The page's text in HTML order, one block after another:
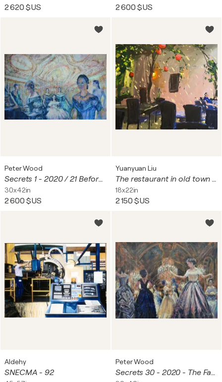
2 620 $US 2 600 $US
Peter Wood
Secrets 1 - 2020 / 21 Before the ball.
30x42in
2 600 $US
Yuanyuan Liu
The restaurant in old town in Dubrovnik
18x22in
2 150 $US
Aldehy
SNECMA - 92
Peter Wood
Secrets 30 - 2020 - The Fans